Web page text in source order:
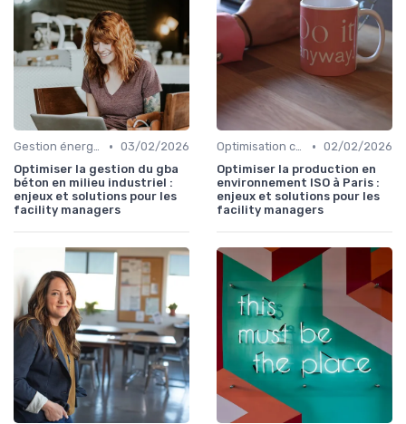
Gestion énergétique • 03/02/2026
Optimiser la gestion du gba
béton en milieu industriel :
enjeux et solutions pour les
facility managers
Optimisation coûts • 02/02/2026
Optimiser la production en
environnement ISO à Paris :
enjeux et solutions pour les
facility managers